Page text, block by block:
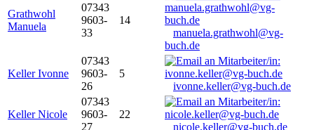
Grathwohl
Manuela
07343
9603-
33
14
manuela.grathwohl@vg-
buch.de
Keller Ivonne
07343
9603-
26
5
ivonne.keller@vg-buch.de
Keller Nicole
07343
9603-
27
22
nicole.keller@vg-buch.de